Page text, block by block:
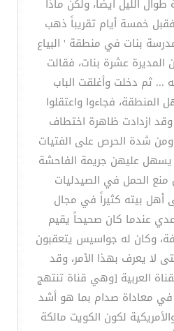
الليل أيضاً، ولكن ماذا
خمسة أيام تقريباً ذهب
بنات في منطقة ' البياع
عشرة بنات، فقالت
... ثم دخلت وأغلقت الباب
المنطقة، فجاءوا واعتقلوا
ازدادت ظاهرة اختطاف
ومن شدة الحرص على الفتيات
عليهن جريمة الفاحشة
الحمل في الصيدليات
أهل بيته كثيراً في مجال
عندما كان صحيحاً يقيم
وكان له جواسيس يتعقبون
لا يعرف بهذا الأمر، وقد
العربية [وهي قناة تنتهج
في معاداة صدام بما هو أشد
لكون الكويت مالكة